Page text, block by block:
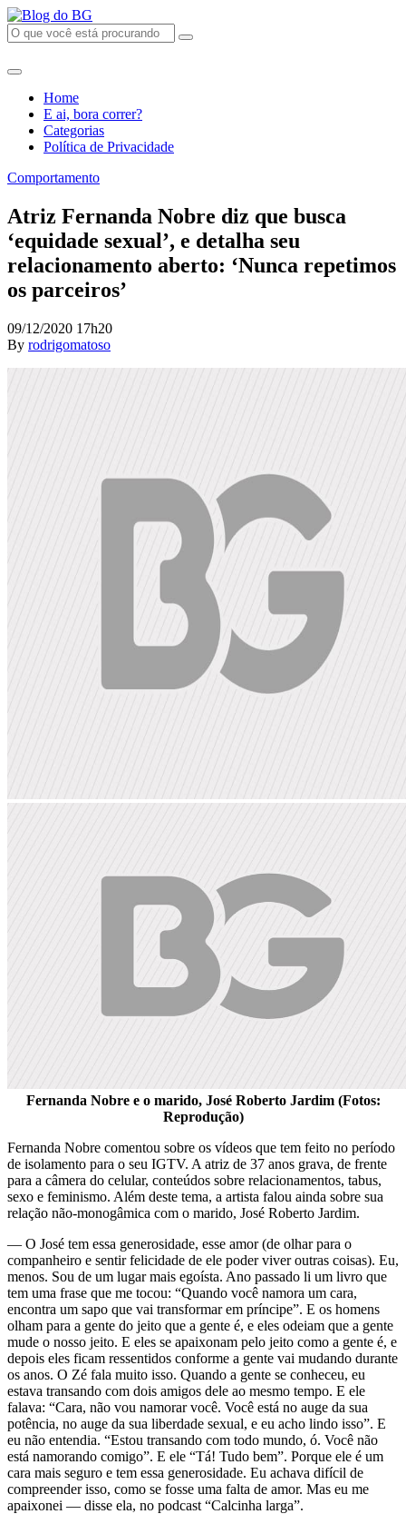
Home
E ai, bora correr?
Categorias
Política de Privacidade
Comportamento
Atriz Fernanda Nobre diz que busca
‘equidade sexual’, e detalha seu
relacionamento aberto: ‘Nunca repetimos
os parceiros’
09/12/2020 17h20
By rodrigomatoso
Fernanda Nobre e o marido, José Roberto Jardim (Fotos:
Reprodução)
Fernanda Nobre comentou sobre os vídeos que tem feito no período
de isolamento para o seu IGTV. A atriz de 37 anos grava, de frente
para a câmera do celular, conteúdos sobre relacionamentos, tabus,
sexo e feminismo. Além deste tema, a artista falou ainda sobre sua
relação não-monogâmica com o marido, José Roberto Jardim.
— O José tem essa generosidade, esse amor (de olhar para o
companheiro e sentir felicidade de ele poder viver outras coisas). Eu,
menos. Sou de um lugar mais egoísta. Ano passado li um livro que
tem uma frase que me tocou: “Quando você namora um cara,
encontra um sapo que vai transformar em príncipe”. E os homens
olham para a gente do jeito que a gente é, e eles odeiam que a gente
mude o nosso jeito. E eles se apaixonam pelo jeito como a gente é, e
depois eles ficam ressentidos conforme a gente vai mudando durante
os anos. O Zé fala muito isso. Quando a gente se conheceu, eu
estava transando com dois amigos dele ao mesmo tempo. E ele
falava: “Cara, não vou namorar você. Você está no auge da sua
potência, no auge da sua liberdade sexual, e eu acho lindo isso”. E
eu não entendia. “Estou transando com todo mundo, ó. Você não
está namorando comigo”. E ele “Tá! Tudo bem”. Porque ele é um
cara mais seguro e tem essa generosidade. Eu achava difícil de
compreender isso, como se fosse uma falta de amor. Mas eu me
apaixonei — disse ela, no podcast “Calcinha larga”.